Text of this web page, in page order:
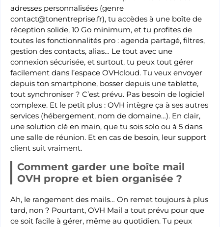
adresses personnalisées (genre
contact@tonentreprise.fr), tu accèdes à une boîte de
réception solide, 10 Go minimum, et tu profites de
toutes les fonctionnalités pro : agenda partagé, filtres,
gestion des contacts, alias… Le tout avec une
connexion sécurisée, et surtout, tu peux tout gérer
facilement dans l’espace OVHcloud. Tu veux envoyer
depuis ton smartphone, bosser depuis une tablette,
tout synchroniser ? C’est prévu. Pas besoin de logiciel
complexe. Et le petit plus : OVH intègre ça à ses autres
services (hébergement, nom de domaine…). En clair,
une solution clé en main, que tu sois solo ou à 5 dans
une salle de réunion. Et en cas de besoin, leur support
client suit vraiment.
Comment garder une boîte mail
OVH propre et bien organisée ?
Ah, le rangement des mails… On remet toujours à plus
tard, non ? Pourtant, OVH Mail a tout prévu pour que
ce soit facile à gérer, même au quotidien. Tu peux